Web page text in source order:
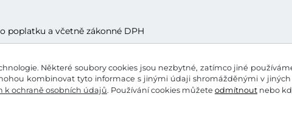
Některé soubory cookies jsou nezbytné, zatímco jiné
kombinovat tyto informace s jinými údaji shromážděnými v
k ochraně osobních údajů. Používání cookies můžete odmítnout nebo
poplatku a včetně zákonné DPH